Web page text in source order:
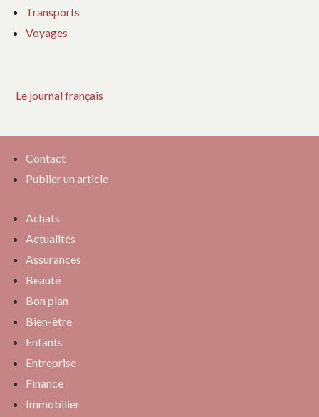
Transports
Voyages
Le journal français
Contact
Publier un article
Achats
Actualités
Assurances
Beauté
Bon plan
Bien-être
Enfants
Entreprise
Finance
Immobilier